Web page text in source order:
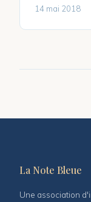
14 mai 2018
La Note Bleue
Une association